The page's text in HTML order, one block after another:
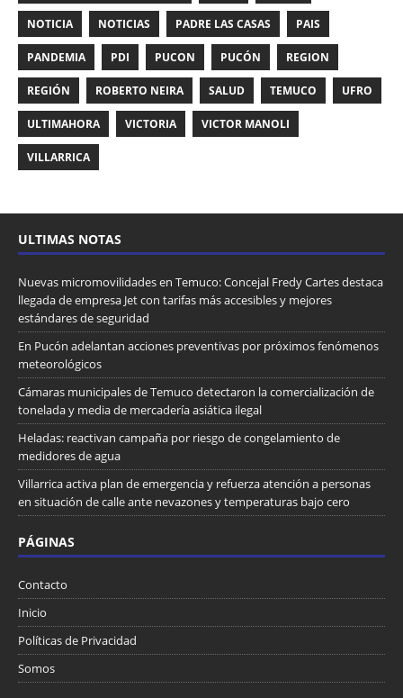
NOTICIA NOTICIAS PADRE LAS CASAS PAIS
PANDEMIA PDI PUCON PUCÓN REGION
REGIÓN ROBERTO NEIRA SALUD TEMUCO UFRO
ULTIMAHORA VICTORIA VICTOR MANOLI
VILLARRICA
ULTIMAS NOTAS
Nuevas micromovilidades en Temuco: Concejal Fredy Cartes destaca
llegada de empresa Jet con tarifas más accesibles y mejores
estándares de seguridad
En Pucón adelantan acciones preventivas por próximos fenómenos
meteorológicos
Cámaras municipales de Temuco detectaron la comercialización de
tonelada y media de mercadería asiática ilegal
Heladas: reactivan campaña por riesgo de congelamiento de
medidores de agua
Villarrica activa plan de emergencia y refuerza atención a personas
en situación de calle ante nevazones y temperaturas bajo cero
PÁGINAS
Contacto
Inicio
Políticas de Privacidad
Somos